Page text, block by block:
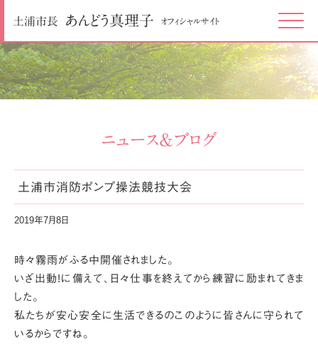
土浦市長 あんどう真理子 オフィシャルサイト Click
ニュース＆ブログ
土浦市消防ポンプ操法競技大会
2019年7月8日
時々霧雨がふる中開催されました。
いざ出動!に備えて、日々仕事を終えてから練習に励まれてきま
した。
私たちが安心安全に生活できるのこのように皆さんに守られて
いるからですね。